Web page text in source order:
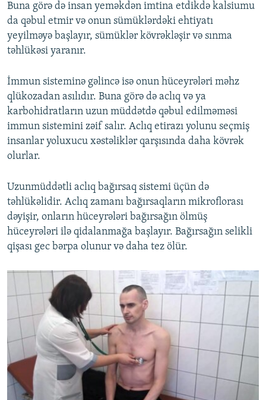
Buna görə də insan yeməkdən imtina etdikdə kalsiumu
da qəbul etmir və onun sümüklərdəki ehtiyatı
yeyilməyə başlayır, sümüklər kövrəkləşir və sınma
təhlükəsi yaranır.
İmmun sisteminə gəlincə isə onun hüceyrələri məhz
qlükozadan asılıdır. Buna görə də aclıq və ya
karbohidratların uzun müddətdə qəbul edilməməsi
immun sistemini zəif salır. Aclıq etirazı yolunu seçmiş
insanlar yoluxucu xəstəliklər qarşısında daha kövrək
olurlar.
Uzunmüddətli aclıq bağırsaq sistemi üçün də
təhlükəlidir. Aclıq zamanı bağırsaqların mikroflorası
dəyişir, onların hüceyrələri bağırsağın ölmüş
hüceyrələri ilə qidalanmağa başlayır. Bağırsağın selikli
qişası gec bərpa olunur və daha tez ölür.